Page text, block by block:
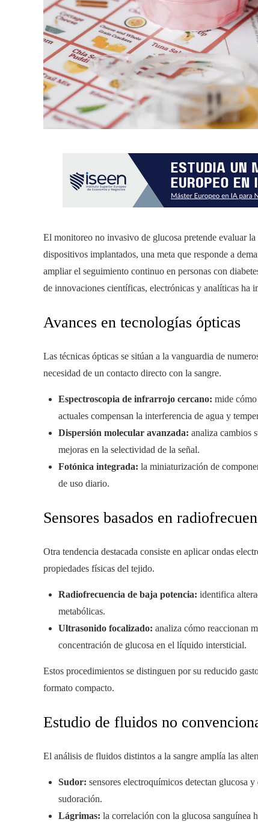
El monitoreo no invasivo de glucosa pretende evaluar
dispositivos implantados, una meta que responde a
ampliar el seguimiento continuo en personas con
de innovaciones científicas, electrónicas y analíticas ha
Avances en tecnologías ópticas
Las técnicas ópticas se sitúan a la vanguardia de
necesidad de un contacto directo con la sangre.
Espectroscopia de infrarrojo cercano: mide
actuales compensan la interferencia de agua y
Dispersión molecular avanzada: analiza cambios
mejoras en la selectividad de la señal.
Fotónica integrada: la miniaturización de
de uso diario.
Sensores basados en
Otra tendencia destacada consiste en aplicar ondas
propiedades físicas del tejido.
Radiofrecuencia de baja potencia: identifica
metabólicas.
Ultrasonido focalizado: analiza cómo reaccionan
concentración de glucosa en el líquido intersticial.
Estos procedimientos se distinguen por su reducido
formato compacto.
Estudio de fluidos no
El análisis de fluidos distintos a la sangre amplía las
Sudor: sensores electroquímicos detectan glucosa
sudoración.
Lágrimas: la correlación con la glucosa sanguínea